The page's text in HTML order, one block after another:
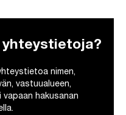
yhteystietoja?
nimen,
vastuualueen,
hakusanan